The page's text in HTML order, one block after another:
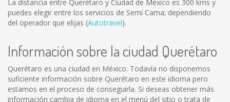
La distancia entre Querétaro y Ciudad de México es 300 kms y
puedes elegir entre los servicios de Semi Cama; dependiendo
del operador que elijas (Autotravel).
Información sobre la ciudad Querétaro
Querétaro es una ciudad en México. Todavía no disponemos
suficiente información sobre Querétaro en este idioma pero
estamos en el proceso de conseguirla. Si deseas obtener más
información cambia de idioma en el menú del sitio o trata de